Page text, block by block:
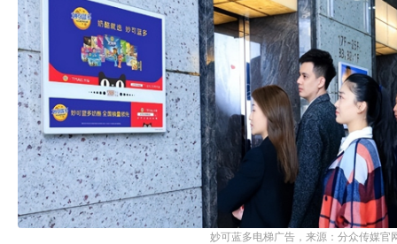
妙可蓝多电梯广告，来源：分众传媒官